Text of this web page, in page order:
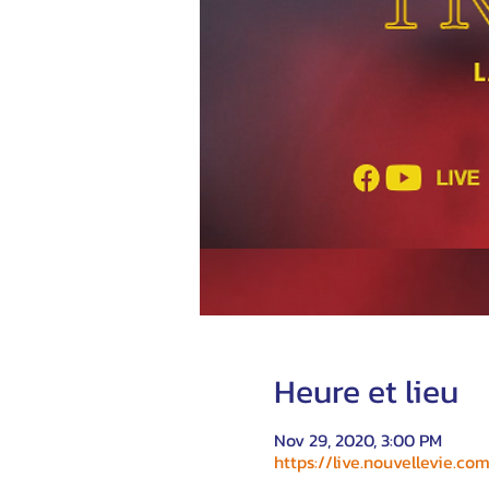
Heure et lieu
Nov 29, 2020, 3:00 PM
https://live.nouvellevie.com